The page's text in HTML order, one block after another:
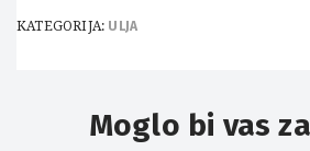
KATEGORIJA: ULJA
Moglo bi vas
OUT OF